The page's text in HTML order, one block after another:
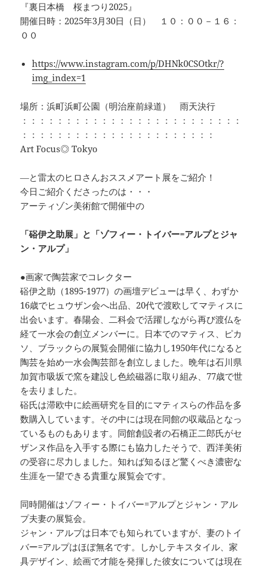
『裏日本橋 桜まつり2025』
開催日時：2025年3月30日（日） １０：００－１６：
００
https://www.instagram.com/p/DHNk0CSOtkr/?
img_index=1
場所：浜町浜町公園（明治座前緑道） 雨天決行
：：：：：：：：：：：：：：：：：：：：：：：：：
：：：：：：：：：：：：：：：：：：：：：：
Art Focus◎ Tokyo
―と雷太のヒロさんおススメアート展をご紹介！
今日ご紹介くださったのは・・・
アーティゾン美術館で開催中の
「硲伊之助展」と「ゾフィー・トイバー=アルプとジャ
ン・アルプ」
●画家で陶芸家でコレクター
硲伊之助（1895-1977）の画壇デビューは早く、わずか
16歳でヒュウザン会へ出品、20代で渡欧してマティスに
出会います。春陽会、二科会で活躍しながら再び渡仏を
経て一水会の創立メンバーに。日本でのマティス、ピカ
ソ、ブラックらの展覧会開催に協力し1950年代になると
陶芸を始め一水会陶芸部を創立しました。晩年は石川県
加賀市吸坂で窯を建設し色絵磁器に取り組み、77歳で世
を去りました。
硲氏は滞欧中に絵画研究を目的にマティスらの作品を多
数購入しています。その中には現在同館の収蔵品となっ
ているものもあります。同館創設者の石橋正二郎氏がセ
ザンヌ作品を入手する際にも協力したそうで、西洋美術
の受容に尽力しました。知れば知るほど驚くべき濃密な
生涯を一望できる貴重な展覧会です。
同時開催はゾフィー・トイバー=アルプとジャン・アル
プ夫妻の展覧会。
ジャン・アルプは日本でも知られていますが、妻のトイ
バー=アルプはほぼ無名です。しかしテキスタイル、家
具デザイン、絵画で才能を発揮した彼女については現在